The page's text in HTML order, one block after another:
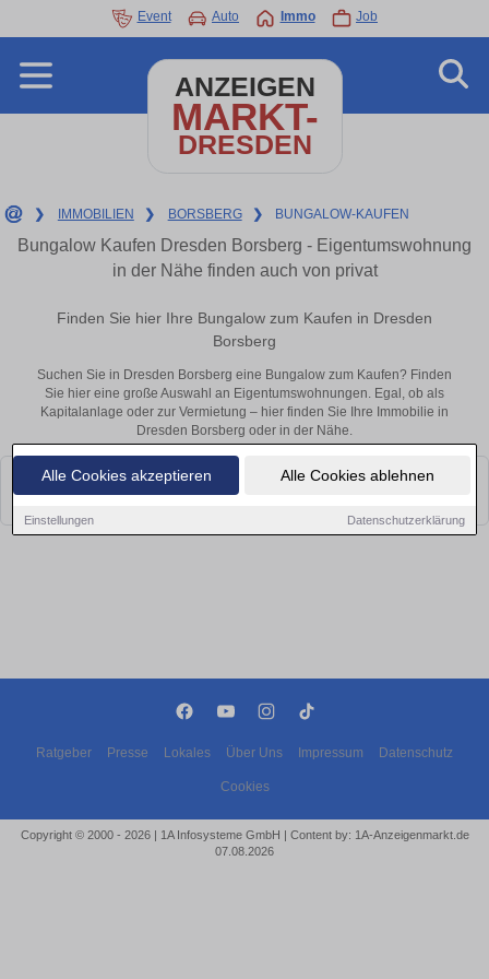
Alle Cookies akzeptieren Alle Cookies ablehnen
Einstellungen Datenschutzerklärung
Event Auto Immo Job
ANZEIGEN
MARKT-
DRESDEN
❯ IMMOBILIEN ❯ BORSBERG ❯ BUNGALOW-KAUFEN
Bungalow Kaufen Dresden Borsberg - Eigentumswohnung
in der Nähe finden auch von privat
Finden Sie hier Ihre Bungalow zum Kaufen in Dresden
Borsberg
Suchen Sie in Dresden Borsberg eine Bungalow zum Kaufen? Finden
Sie hier eine große Auswahl an Eigentumswohnungen. Egal, ob als
Kapitalanlage oder zur Vermietung – hier finden Sie Ihre Immobilie in
Dresden Borsberg oder in der Nähe.
Leider konnten wir derzeit keine passenden Objekte finden. Schauen Sie
bald wieder vorbei!
Ratgeber Presse Lokales Über Uns Impressum Datenschutz
Cookies
Copyright © 2000 - 2026 | 1A Infosysteme GmbH | Content by: 1A-Anzeigenmarkt.de
07.08.2026